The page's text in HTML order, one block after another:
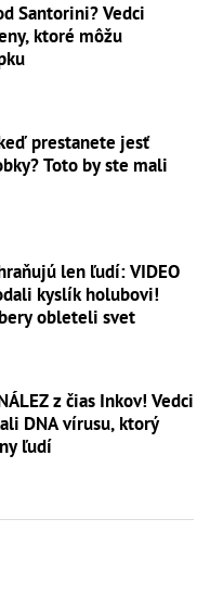
Santorini? Vedci
ktoré môžu
prestanete jesť
Toto by ste mali
len ľudí: VIDEO
kyslík holubovi!
obleteli svet
z čias Inkov! Vedci
DNA vírusu, ktorý
ľudí